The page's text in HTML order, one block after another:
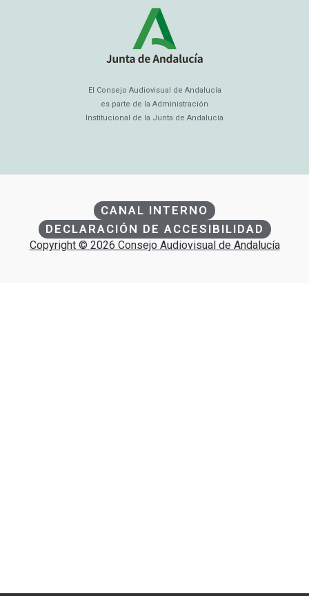
El Consejo Audiovisual de Andalucía
es parte de la Administración
Institucional de la Junta de Andalucía
CANAL INTERNO
DECLARACIÓN DE ACCESIBILIDAD
Copyright © 2026 Consejo Audiovisual de Andalucía